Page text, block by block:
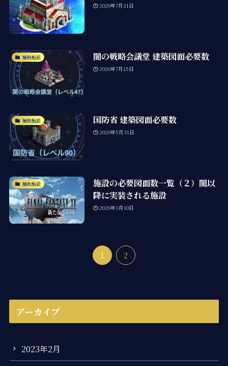
2020年7月21日
補助施設 闇の戦略会議堂 建築図面必要数
2020年7月15日
補助施設 国防省 建築図面必要数
2020年5月31日
補助施設
施設の必要図面数一覧（２）闇以
降に実装される施設
2020年3月10日
1 2
アーカイブ
2023年2月